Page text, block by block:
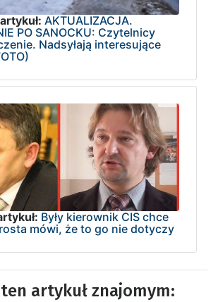
AKTUALIZACJA.
PO SANOCKU: Czytelnicy
Nadsyłają interesujące
Były kierownik CIS chce
mówi, że to go nie dotyczy
artykuł znajomym: